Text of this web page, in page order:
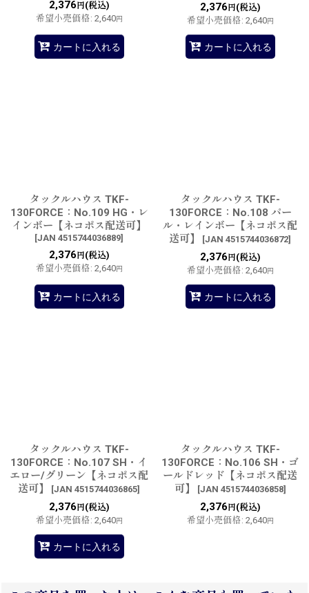
2,376 円(税込)
希望小売価格: 2,640円
カートに入れる
2,376 円(税込)
希望小売価格: 2,640円
カートに入れる
タックルハウス TKF-
130FORCE：No.109 HG・レ
インボー【ネコポス配送可】
[JAN 4515744036889]
2,376 円(税込)
希望小売価格: 2,640円
カートに入れる
タックルハウス TKF-
130FORCE：No.108 パー
ル・レインボー【ネコポス配
送可】
[JAN 4515744036872]
2,376 円(税込)
希望小売価格: 2,640円
カートに入れる
タックルハウス TKF-
130FORCE：No.107 SH・イ
エロー/グリーン【ネコポス配
送可】
[JAN 4515744036865]
2,376 円(税込)
希望小売価格: 2,640円
カートに入れる
タックルハウス TKF-
130FORCE：No.106 SH・ゴ
ールドレッド【ネコポス配送
可】
[JAN 4515744036858]
2,376 円(税込)
希望小売価格: 2,640円